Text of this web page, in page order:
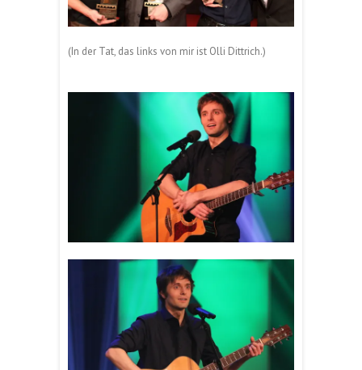
(In der Tat, das links von mir ist Olli Dittrich.)